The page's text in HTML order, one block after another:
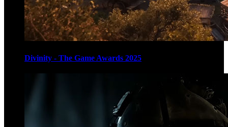
Divinity - The Game Awards 2025